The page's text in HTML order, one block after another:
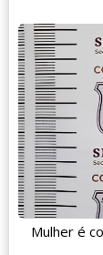
Mulher é